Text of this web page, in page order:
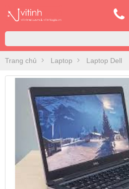
Trang chủ Laptop Laptop Dell